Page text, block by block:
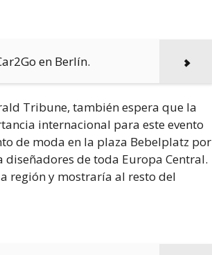
en Berlín.
Tribune, también espera que la
internacional para este evento
de moda en la plaza Bebelplatz por
de toda Europa Central.
región y mostraría al resto del